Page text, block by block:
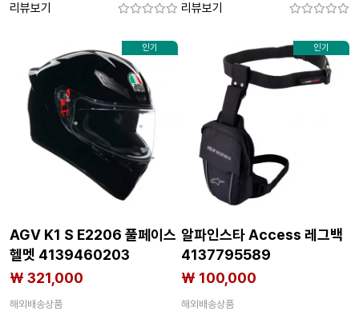
리뷰보기 리뷰보기
인기
AGV K1 S E2206 풀페이스
헬멧 4139460203
₩ 321,000
해외배송상품
인기
알파인스타 Access 레그백
4137795589
₩ 100,000
해외배송상품